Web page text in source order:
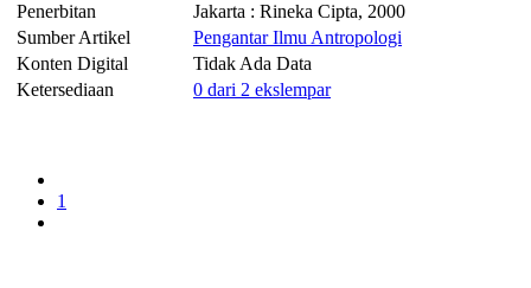
Penerbitan
Jakarta : Rineka Cipta, 2000
Sumber Artikel
Pengantar Ilmu Antropologi
Konten Digital
Tidak Ada Data
Ketersediaan
0 dari 2 ekslempar
1